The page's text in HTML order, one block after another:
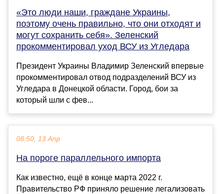
«Это люди наши, граждане Украины,
поэтому очень правильно, что они отходят и
могут сохранить себя». Зеленский
прокомментировал уход ВСУ из Угледара
Президент Украины Владимир Зеленский впервые
прокомментировал отвод подразделений ВСУ из
Угледара в Донецкой области. Город, бои за
который шли с фев...
08:50, 13 Апр
На пороге параллельного импорта
Как известно, ещё в конце марта 2022 г.
Правительство РФ приняло решение легализовать